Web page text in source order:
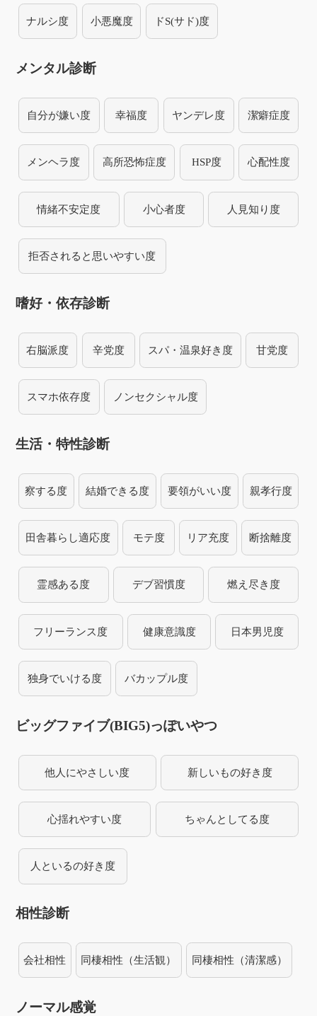
ナルシ度 小悪魔度 ドS(サド)度
メンタル診断
自分が嫌い度 幸福度 ヤンデレ度 潔癖症度
メンヘラ度 高所恐怖症度 HSP度 心配性度
情緒不安定度 小心者度 人見知り度
拒否されると思いやすい度
嗜好・依存診断
右脳派度 辛党度 スパ・温泉好き度 甘党度
スマホ依存度 ノンセクシャル度
生活・特性診断
察する度 結婚できる度 要領がいい度 親孝行度
田舎暮らし適応度 モテ度 リア充度 断捨離度
霊感ある度 デブ習慣度 燃え尽き度
フリーランス度 健康意識度 日本男児度
独身でいける度 バカップル度
ビッグファイブ(BIG5)っぽいやつ
他人にやさしい度 新しいもの好き度
心揺れやすい度 ちゃんとしてる度
人といるの好き度
相性診断
会社相性 同棲相性（生活観） 同棲相性（清潔感）
ノーマル感覚